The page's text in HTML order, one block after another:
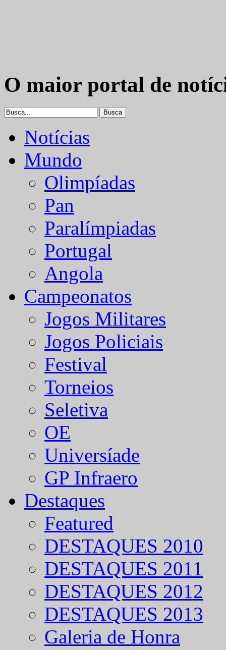
O maior portal de
Notícias
Mundo
Olimpíadas
Pan
Paralímpiadas
Portugal
Angola
Campeonatos
Jogos Militares
Jogos Policiais
Festival
Torneios
Seletiva
OE
Universíade
GP Infraero
Destaques
Featured
DESTAQUES 2010
DESTAQUES 2011
DESTAQUES 2012
DESTAQUES 2013
Galeria de Honra